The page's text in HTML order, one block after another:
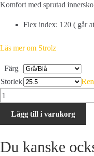
Komfort med sprutad
Flex index: 120 ( går
Läs mer om Strolz
Färg
Storlek
Strolz
Evolution
mängd
Lägg till i varukorg
Du kanske